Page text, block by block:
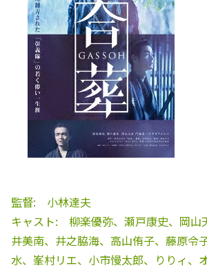
監督: 小林達夫
キャスト: 柳楽優弥、瀬戸康史、岡山
井美南、井之脇海、高山侑子、藤原令
水、峯村リエ、小市慢太郎、りりィ、